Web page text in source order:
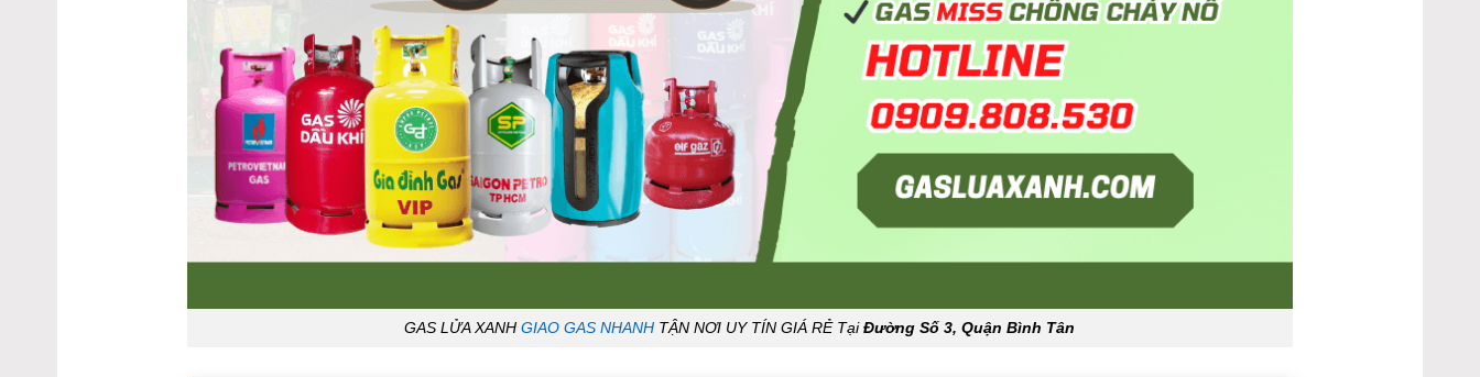
GAS LỬA XANHGIAO GAS NHANH TẬN NƠI UY TÍN GIÁ RẺ TạiĐường Số 3, Quận Bình Tân